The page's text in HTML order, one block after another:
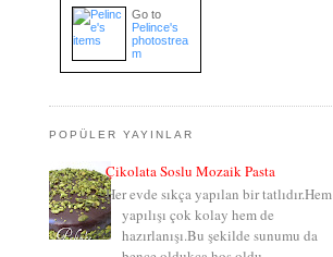
Go to
Pelince's
photostrea
m
POPÜLER YAYINLAR
Çikolata Soslu Mozaik Pasta
Her evde sıkça yapılan bir tatlıdır.Hem
yapılışı çok kolay hem de
hazırlanışı.Bu şekilde sunumu da